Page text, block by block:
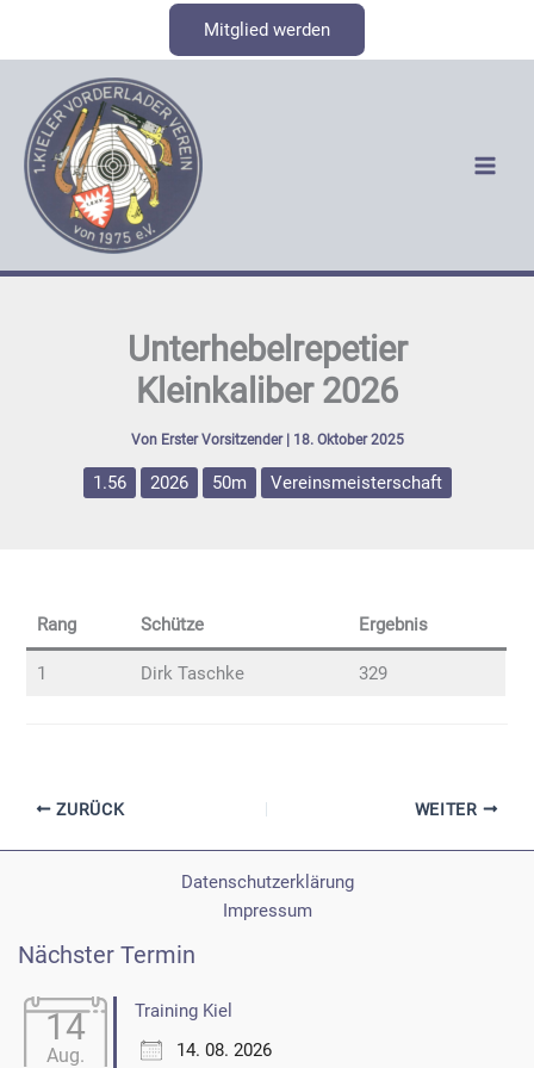
Mitglied werden
Unterhebelrepetier
Kleinkaliber 2026
Von Erster Vorsitzender 18. Oktober 2025
1.56 2026 50m Vereinsmeisterschaft
Rang Schütze Ergebnis
1 Dirk Taschke 329
ZURÜCK WEITER
Datenschutzerklärung
Impressum
Nächster Termin
14
Aug.
Training Kiel
14. 08. 2026